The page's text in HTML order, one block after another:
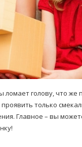
голову, что же
только
Главное – вы
симптоми
в дітей